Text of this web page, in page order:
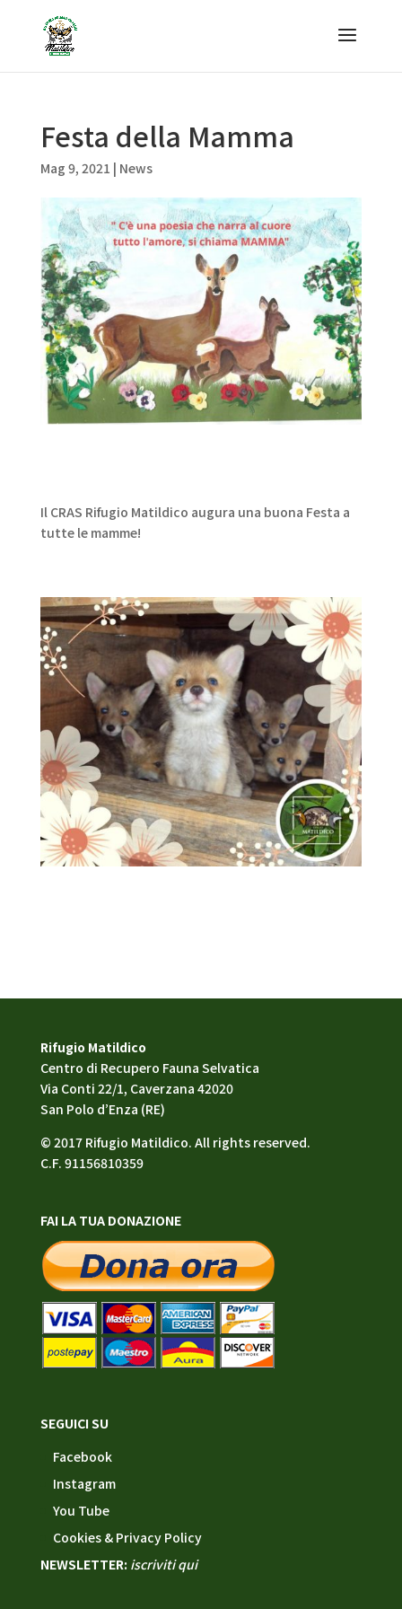
Festa della Mamma
Mag 9, 2021 | News
Il CRAS Rifugio Matildico augura una buona Festa a
tutte le mamme!
Rifugio Matildico
Centro di Recupero Fauna Selvatica
Via Conti 22/1, Caverzana 42020
San Polo d’Enza (RE)
© 2017 Rifugio Matildico. All rights reserved.
C.F. 91156810359
FAI LA TUA DONAZIONE
SEGUICI SU
Facebook
Instagram
You Tube
Cookies & Privacy Policy
NEWSLETTER: iscriviti qui